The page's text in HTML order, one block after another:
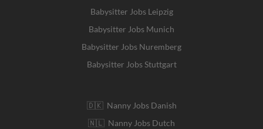
Babysitter Jobs Leipzig
Babysitter Jobs Munich
Babysitter Jobs Nuremberg
Babysitter Jobs Stuttgart
🇩🇰 Nanny Jobs Danish
🇳🇱 Nanny Jobs Dutch